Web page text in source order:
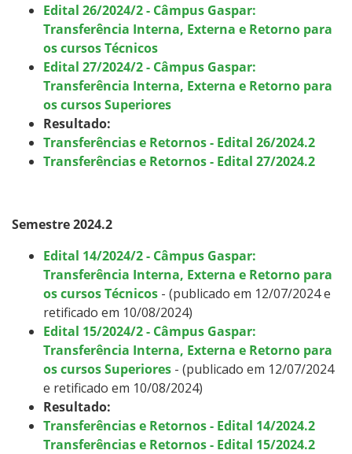
Edital 26/2024/2 - Câmpus Gaspar:
Transferência Interna, Externa e Retorno para
os cursos Técnicos
Edital 27/2024/2 - Câmpus Gaspar:
Transferência Interna, Externa e Retorno para
os cursos Superiores
Resultado:
Transferências e Retornos - Edital 26/2024.2
Transferências e Retornos - Edital 27/2024.2
Semestre 2024.2
Edital 14/2024/2 - Câmpus Gaspar:
Transferência Interna, Externa e Retorno para
os cursos Técnicos - (publicado em 12/07/2024 e
retificado em 10/08/2024)
Edital 15/2024/2 - Câmpus Gaspar:
Transferência Interna, Externa e Retorno para
os cursos Superiores - (publicado em 12/07/2024
e retificado em 10/08/2024)
Resultado:
Transferências e Retornos - Edital 14/2024.2
Transferências e Retornos - Edital 15/2024.2